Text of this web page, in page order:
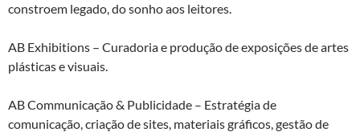
constroem legado, do sonho aos leitores.
AB Exhibitions – Curadoria e produção de exposições de artes
plásticas e visuais.
AB Communicação & Publicidade – Estratégia de
comunicação, criação de sites, materiais gráficos, gestão de